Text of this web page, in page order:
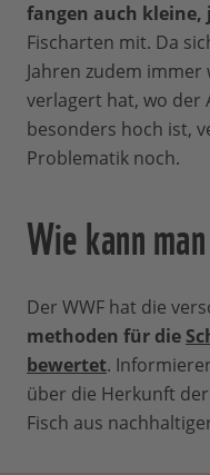
fangen auch kleine,
Fischarten mit. Da
Jahren zudem
verlagert hat, wo der
besonders hoch ist,
Problematik noch.
Wie kann
Der WWF hat die
methoden für die
bewertet.
über die Herkunft
Fisch aus